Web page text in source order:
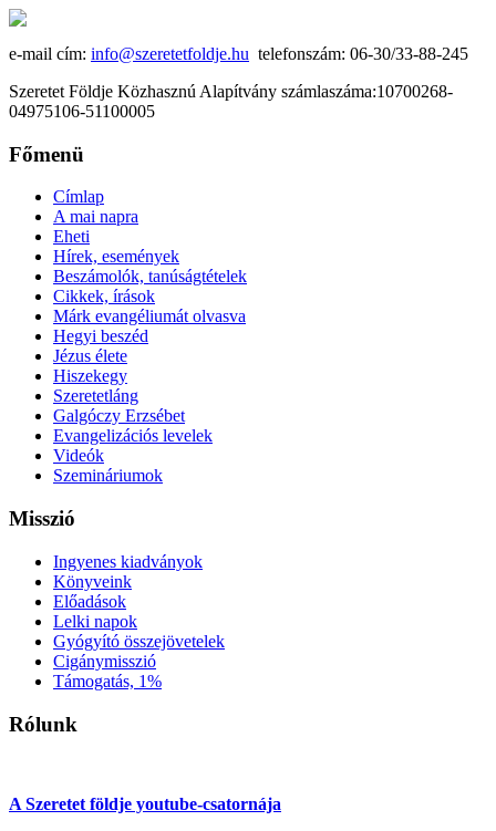
e-mail cím: info@szeretetfoldje.hu telefonszám: 06-30/33-88-245
Szeretet Földje Közhasznú Alapítvány számlaszáma:10700268-
04975106-51100005
Főmenü
Címlap
A mai napra
Eheti
Hírek, események
Beszámolók, tanúságtételek
Cikkek, írások
Márk evangéliumát olvasva
Hegyi beszéd
Jézus élete
Hiszekegy
Szeretetláng
Galgóczy Erzsébet
Evangelizációs levelek
Videók
Szemináriumok
Misszió
Ingyenes kiadványok
Könyveink
Előadások
Lelki napok
Gyógyító összejövetelek
Cigánymisszió
Támogatás, 1%
Rólunk
A Szeretet földje youtube-csatornája